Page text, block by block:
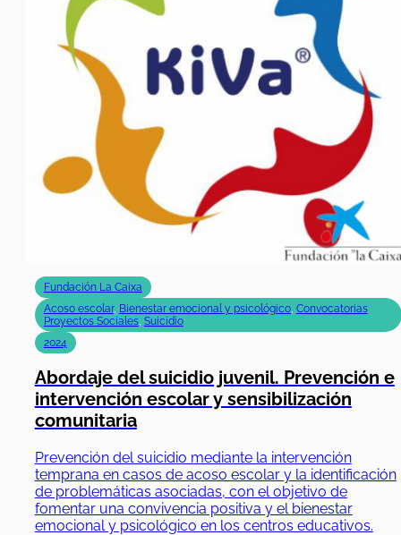
Fundación La Caixa
Acoso escolar, Bienestar emocional y psicológico, Convocatorias
Proyectos Sociales, Suicidio
2024
Abordaje del suicidio juvenil. Prevención e
intervención escolar y sensibilización
comunitaria
Prevención del suicidio mediante la intervención
temprana en casos de acoso escolar y la identificación
de problemáticas asociadas, con el objetivo de
fomentar una convivencia positiva y el bienestar
emocional y psicológico en los centros educativos.